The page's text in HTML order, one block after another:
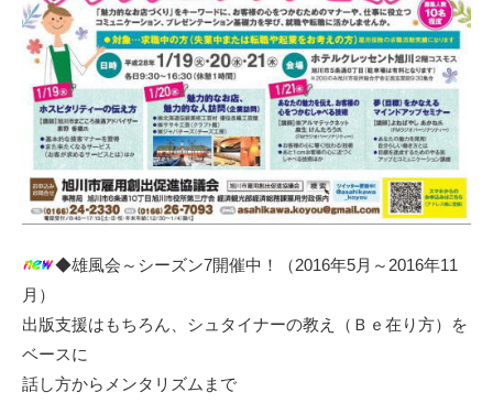
◆雄風会～シーズン7開催中！（2016年5月～2016年11
月）
出版支援はもちろん、シュタイナーの教え（Ｂｅ在り方）を
ベースに
話し方からメンタリズムまで